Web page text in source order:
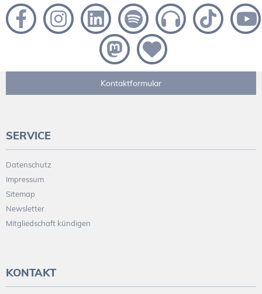
Kontaktformular
SERVICE
Datenschutz
Impressum
Sitemap
Newsletter
Mitgliedschaft kündigen
KONTAKT